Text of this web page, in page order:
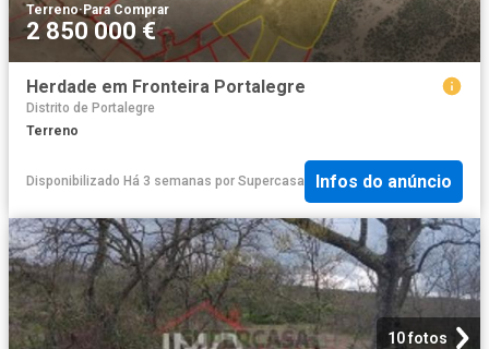
Terreno·Para Comprar
2 850 000 €
Herdade em Fronteira Portalegre
Distrito de Portalegre
Terreno
Disponibilizado Há 3 semanas por Supercasa Infos do anúncio
10 fotos